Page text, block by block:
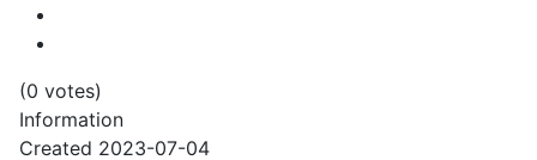
(0 votes)
Information
Created 2023-07-04